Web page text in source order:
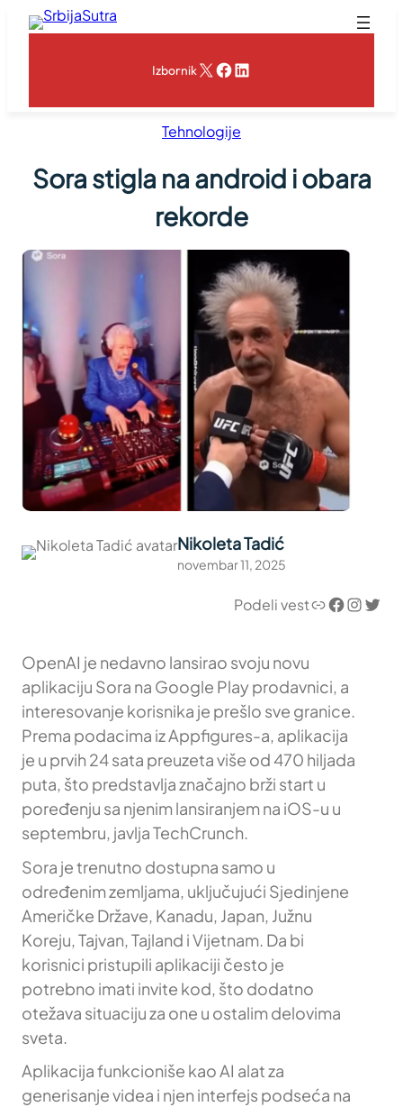
Skoči
IzbornikX Facebook
LinkedIn
Tehnologije
Sora stigla na android i obara
rekorde
Nikoleta Tadić
novembar 11, 2025
Podeli vestLink Facebook InstagramTwitter
OpenAI je nedavno lansirao svoju novu
aplikaciju Sora na Google Play prodavnici, a
interesovanje korisnika je prešlo sve granice.
Prema podacima iz Appfigures-a, aplikacija
je u prvih 24 sata preuzeta više od 470 hiljada
puta, što predstavlja značajno brži start u
poređenju sa njenim lansiranjem na iOS-u u
septembru, javlja TechCrunch.
Sora je trenutno dostupna samo u
određenim zemljama, uključujući Sjedinjene
Američke Države, Kanadu, Japan, Južnu
Koreju, Tajvan, Tajland i Vijetnam. Da bi
korisnici pristupili aplikaciji često je
potrebno imati invite kod, što dodatno
otežava situaciju za one u ostalim delovima
sveta.
Aplikacija funkcioniše kao AI alat za
generisanje videa i njen interfejs podseća na